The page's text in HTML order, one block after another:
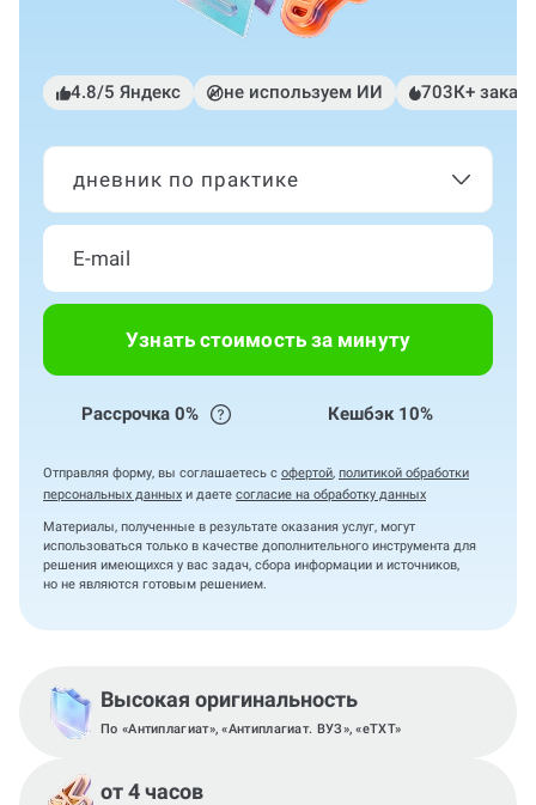
4.8/5 Яндекс не используем ИИ 703К+
дневник по практике
Узнать стоимость за минуту
Рассрочка 0% Кешбэк 10%
Отправляя форму, вы соглашаетесь с офертой, политикой обработки
персональных данных и даете согласие на обработку данных
Материалы, полученные в результате оказания услуг, могут
использоваться только в качестве дополнительного инструмента для
решения имеющихся у вас задач, сбора информации и источников,
но не являются готовым решением.
Высокая оригинальность
По «Антиплагиат», «Антиплагиат. ВУЗ», «eTXT»
от 4 часов